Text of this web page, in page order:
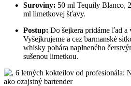
Suroviny: 50 ml Tequily Blanco,
ml limetkovej šťavy.
Postup: Do šejkera pridáme ľad a
Vyšejkrujeme a cez barmanské
whisky pohára naplneného
sušenou limetkou.